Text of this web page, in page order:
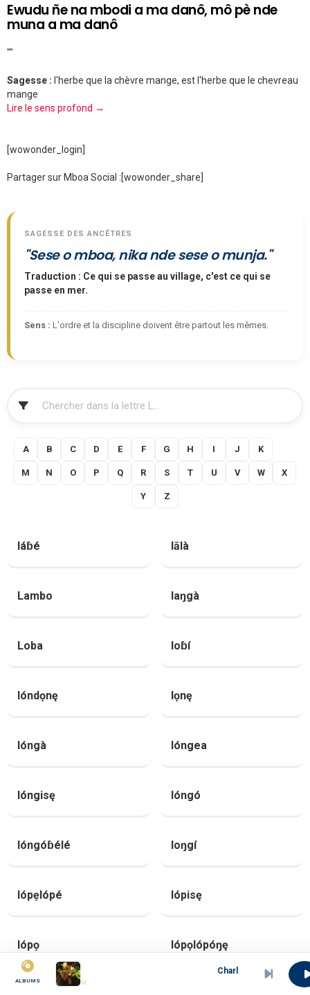
Ewudu ñe na mbodi a ma danô, mô pè nde
muna a ma danô
""
Sagesse : l'herbe que la chèvre mange, est l'herbe que le chevreau
mange
Lire le sens profond →
ALBUMS
Charles Lembè - ewandje
[wowonder_login]
Partager sur Mboa Social :[wowonder_share]
SAGESSE DES ANCÊTRES
"Sese o mboa, nika nde sese o munja."
Traduction : Ce qui se passe au village, c'est ce qui se
passe en mer.
Sens : L'ordre et la discipline doivent être partout les mêmes.
A B C D E F G H I J K
M N O P Q R S T U V W X
Y Z
láɓé lālà
Lambo laŋgà
Loba loɓí
lóndọnę lọnę
lóngà lóngea
lóngisę lóngó
lóngóɓélé loŋgí
lópẹlópé lópisę
lópọ lópọlópóŋę